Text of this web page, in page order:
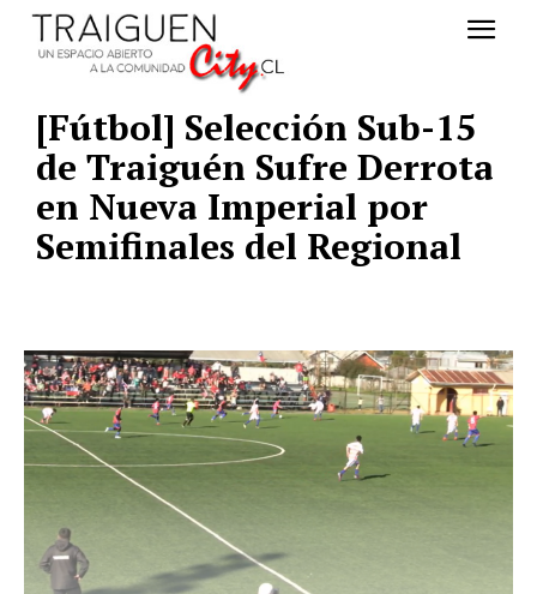
[Fútbol] Selección Sub-15
de Traiguén Sufre Derrota
en Nueva Imperial por
Semifinales del Regional